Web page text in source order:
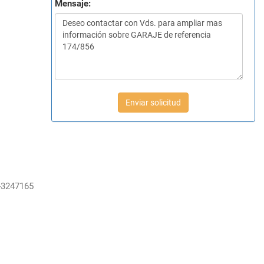
Mensaje:
Enviar solicitud